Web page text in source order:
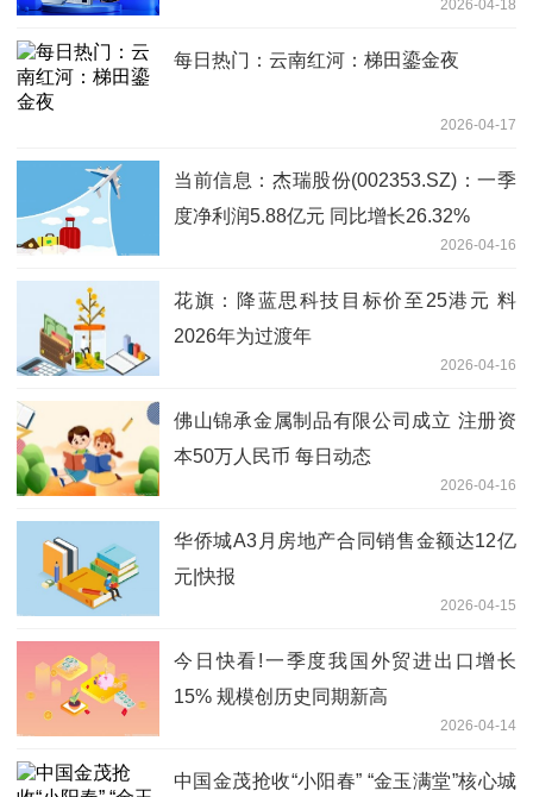
2026-04-18
每日热门：云南红河：梯田鎏金夜
2026-04-17
当前信息：杰瑞股份(002353.SZ)：一季
度净利润5.88亿元 同比增长26.32%
2026-04-16
花旗：降蓝思科技目标价至25港元 料
2026年为过渡年
2026-04-16
佛山锦承金属制品有限公司成立 注册资
本50万人民币 每日动态
2026-04-16
华侨城A3月房地产合同销售金额达12亿
元|快报
2026-04-15
今日快看!一季度我国外贸进出口增长
15% 规模创历史同期新高
2026-04-14
中国金茂抢收“小阳春” “金玉满堂”核心城